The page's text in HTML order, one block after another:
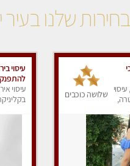
שלנו בעיר
שלושה כוכבים
עיסוי
עיסוי